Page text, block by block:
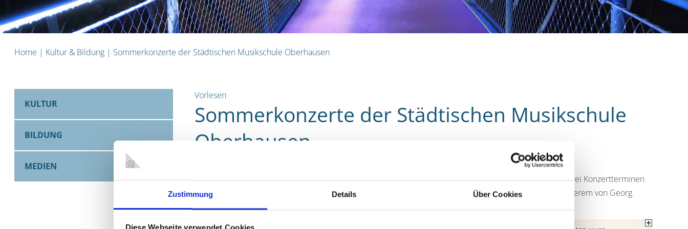
Zustimmung Details Über Cookies
Home | Kultur & Bildung | Sommerkonzerte der Städtischen Musikschule Oberhausen
KULTUR
BILDUNG
MEDIEN
Vorlesen
Sommerkonzerte der Städtischen Musikschule
Oberhausen
02.07.2026 - Die Städtische Musikschule Oberhausen lädt herzlich zu ihren Sommerkonzerten ein. An zwei Konzertterminen
präsentieren die Ensembles der Musikschule ein abwechslungsreiches Programm mit Werken unter anderem von Georg
Friedrich Händel, Ludwig van Beethoven, Georges Bizet und Leonard Cohen.
Die Konzerte finden statt am